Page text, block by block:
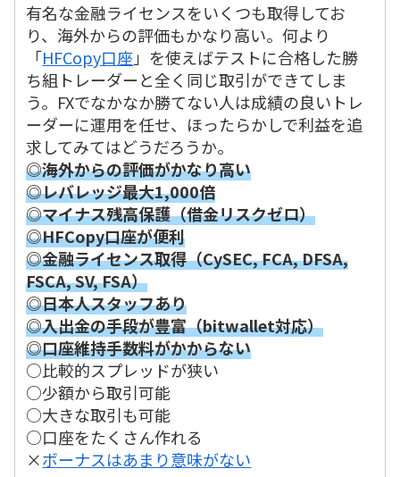
有名な金融ライセンスをいくつも取得してお
り、海外からの評価もかなり高い。何より
「HFCopy口座」を使えばテストに合格した勝
ち組トレーダーと全く同じ取引ができてしま
う。FXでなかなか勝てない人は成績の良いトレ
ーダーに運用を任せ、ほったらかしで利益を追
求してみてはどうだろうか。
◎海外からの評価がかなり高い
◎レバレッジ最大1,000倍
◎マイナス残高保護（借金リスクゼロ）
◎HFCopy口座が便利
◎金融ライセンス取得（CySEC, FCA, DFSA,
FSCA, SV, FSA）
◎日本人スタッフあり
◎入出金の手段が豊富（bitwallet対応）
◎口座維持手数料がかからない
○比較的スプレッドが狭い
○少額から取引可能
○大きな取引も可能
○口座をたくさん作れる
×ボーナスはあまり意味がない